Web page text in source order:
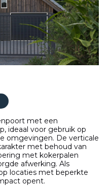
met een
ideaal voor gebruik op
omgevingen. De verticale
met behoud van
met kokerpalen
afwerking. Als
locaties met beperkte
opent.